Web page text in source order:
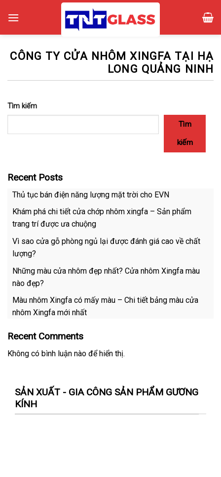
CÔNG TY CỬA NHÔM XINGFA TẠI HẠ
LONG QUẢNG NINH
Tìm kiếm
Tìm
kiếm
Recent Posts
Thủ tục bán điện năng lượng mặt trời cho EVN
Khám phá chi tiết cửa chớp nhôm xingfa – Sản phẩm
trang trí được ưa chuộng
Vì sao cửa gỗ phòng ngủ lại được đánh giá cao về chất
lượng?
Những màu cửa nhôm đẹp nhất? Cửa nhôm Xingfa màu
nào đẹp?
Màu nhôm Xingfa có mấy màu – Chi tiết bảng màu cửa
nhôm Xingfa mới nhất
Recent Comments
Không có bình luận nào để hiển thị.
SẢN XUẤT - GIA CÔNG SẢN PHẨM GƯƠNG
KÍNH